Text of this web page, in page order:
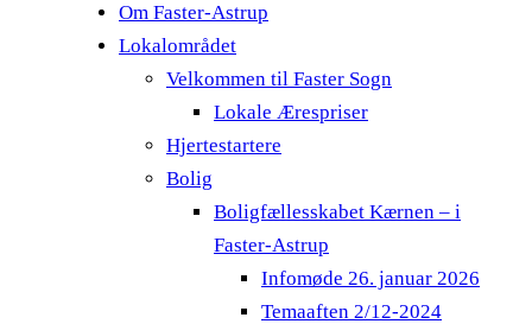
Om Faster-Astrup
Lokalområdet
Velkommen til Faster Sogn
Lokale Ærespriser
Hjertestartere
Bolig
Boligfællesskabet Kærnen – i
Faster-Astrup
Infomøde 26. januar 2026
Temaaften 2/12-2024